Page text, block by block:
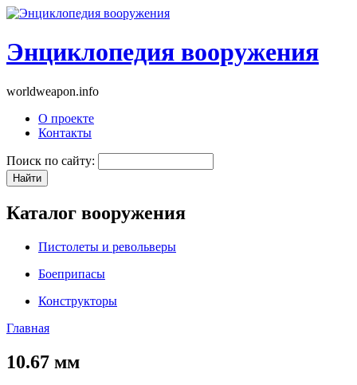
Энциклопедия вооружения
worldweapon.info
О проекте
Контакты
Поиск по сайту:
Каталог вооружения
Пистолеты и револьверы
Боеприпасы
Конструкторы
Главная
10.67 мм